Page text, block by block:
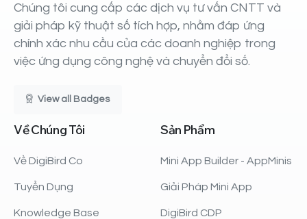
Chúng tôi cung cấp các dịch vụ tư vấn CNTT và
giải pháp kỹ thuật số tích hợp, nhằm đáp ứng
chính xác nhu cầu của các doanh nghiệp trong
việc ứng dụng công nghệ và chuyển đổi số.
View all Badges
VềChúngTôi
Về DigiBird Co
Tuyển Dụng
Knowledge Base
Sản Phẩm
Mini App Builder - AppMinis
Giải Pháp Mini App
DigiBird CDP